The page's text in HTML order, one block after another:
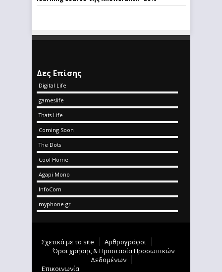
Δες Επίσης
Digital Life
gameslife
Thats Life
Coming Soon
The Dots
Cool Home
Agapi Mono
InfoCom
myphone.gr
Σχετικά με το site
Αρθρογράφοι
Όροι χρήσης & Προστασία Προσωπικών
Δεδομένων
Επικοινωνία